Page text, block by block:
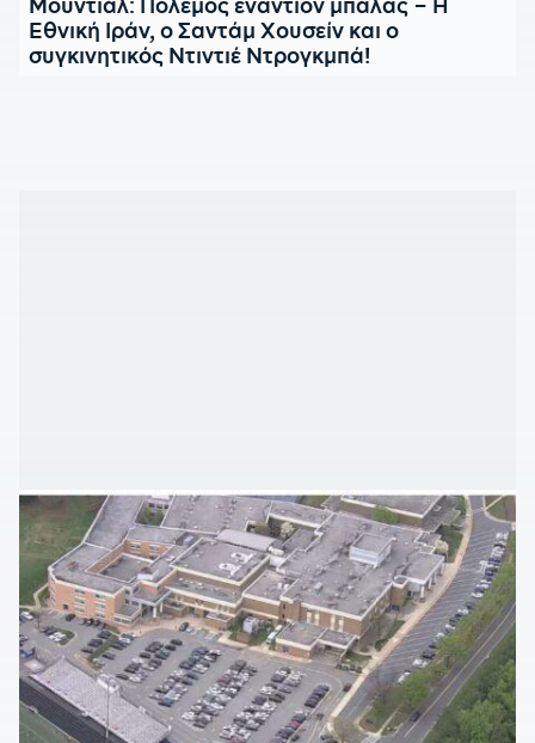
Μουντιάλ: Πόλεμος εναντίον μπάλας – Η
Εθνική Ιράν, ο Σαντάμ Χουσείν και ο
συγκινητικός Ντιντιέ Ντρογκμπά!